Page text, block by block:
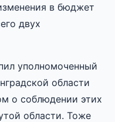
в бюджет
двух
уполномоченный
области
о соблюдении этих
области. Тоже